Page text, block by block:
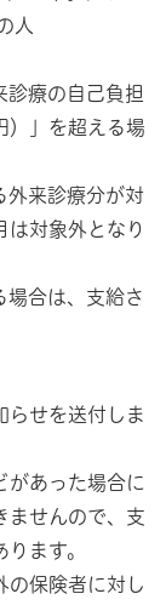
人
療の自己負担
）」を超える場
外来診療分が対
は対象外となり
合は、支給さ
せを送付しま
あった場合に
ませんので、支
ます。
保険者に対し